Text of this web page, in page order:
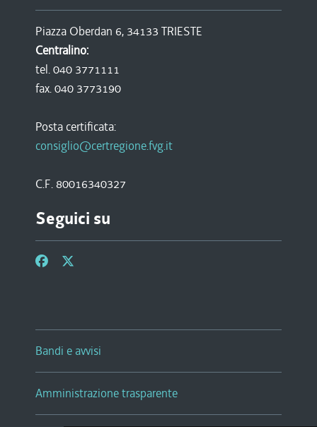
Piazza Oberdan 6, 34133 TRIESTE
Centralino:
tel. 040 3771111
fax. 040 3773190
Posta certificata:
consiglio@certregione.fvg.it
C.F. 80016340327
Seguici su
Bandi e avvisi
Amministrazione trasparente